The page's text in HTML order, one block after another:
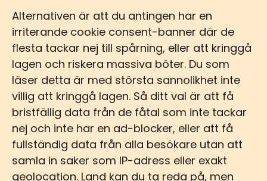
Alternativen är att du antingen har en
irriterande cookie consent-banner där de
flesta tackar nej till spårning, eller att kringgå
lagen och riskera massiva böter. Du som
läser detta är med största sannolikhet inte
villig att kringgå lagen. Så ditt val är att få
bristfällig data från de fåtal som inte tackar
nej och inte har en ad-blocker, eller att få
fullständig data från alla besökare utan att
samla in saker som IP-adress eller exakt
geolocation. Land kan du ta reda på, men